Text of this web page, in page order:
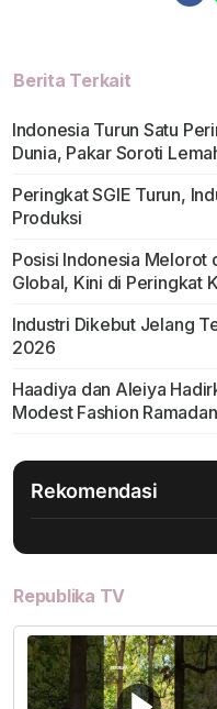
Berita Terkait
Indonesia Turun Satu
Dunia, Pakar Soroti
Peringkat SGIE Turun,
Produksi
Posisi Indonesia Melorot
Global, Kini di Peringkat
Industri Dikebut Jelang
2026
Haadiya dan Aleiya
Modest Fashion Ramadan
Rekomendasi
Republika TV